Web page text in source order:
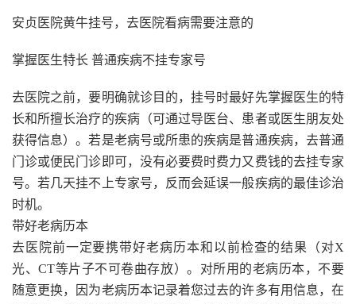
安贞医院黄牛挂号，去医院看病需要注意的
掌握医生特长 普通疾病不挂专家号
去医院之前，要明确就诊目的，挂号时最好先掌握医生的特
长和所擅长治疗的疾病（可通过导医台、患者或医生朋友处
获得信息）。若是老病号或所患的疾病是普通疾病，去普通
门诊或便民门诊即可，没有必要费时费力又费钱的去挂专家
号。若几天挂不上专家号，反而会延误一般疾病的最佳诊治
时机。
带好老病历本
去医院前一定要携带好老病历本和以前检查的结果（对X
光、CT等片子不可卷曲存放）。对所用的老病历本，不要
随意更换，因为老病历本记录着您过去的许多有用信息，在